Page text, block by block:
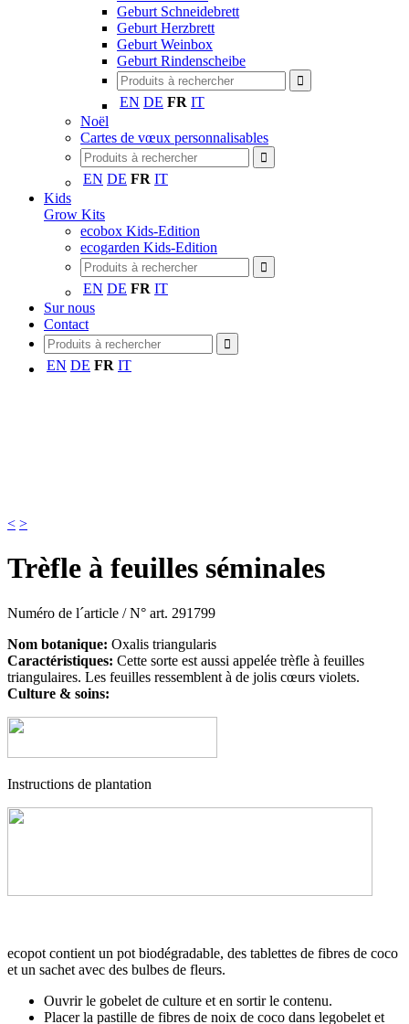
Geburt Schneidebrett
Geburt Herzbrett
Geburt Weinbox
Geburt Rindenscheibe
EN DE FR IT
Noël
Cartes de vœux personnalisables
EN DE FR IT
Kids
Grow Kits
ecobox Kids-Edition
ecogarden Kids-Edition
EN DE FR IT
Sur nous
Contact
EN DE FR IT
< >
Trèfle à feuilles séminales
Numéro de l´article / N° art. 291799
Nom botanique: Oxalis triangularis
Caractéristiques: Cette sorte est aussi appelée trèfle à feuilles
triangulaires. Les feuilles ressemblent à de jolis cœurs violets.
Culture & soins:
Instructions de plantation
ecopot contient un pot biodégradable, des tablettes de fibres de coco
et un sachet avec des bulbes de fleurs.
Ouvrir le gobelet de culture et en sortir le contenu.
Placer la pastille de fibres de noix de coco dans legobelet et